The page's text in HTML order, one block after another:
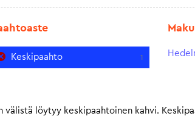
Keskipaahto 1
välistä löytyy keskipaahtoinen kahvi.